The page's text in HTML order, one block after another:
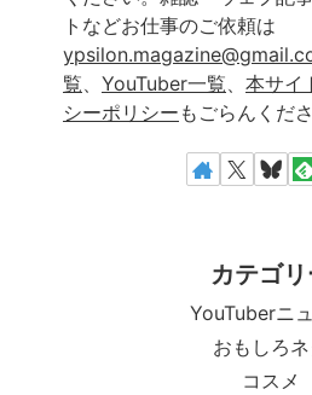
トなどお仕事のご依頼は
覧、 YouTuber一覧、 本サイ
シーポリシー もごらんくださ
カテゴリ
YouTuberニ
おもしろネ
コスメ